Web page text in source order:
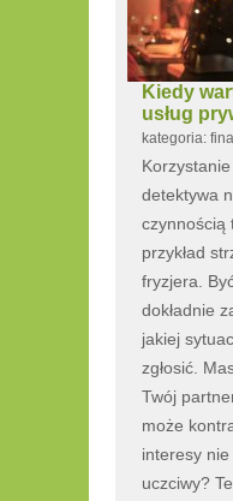
Kiedy
usług
kategoria:
detektywa
czynnością
przykład
fryzjera.
dokładnie
jakiej
zgłosić.
Twój
może
interesy
uczciwy?